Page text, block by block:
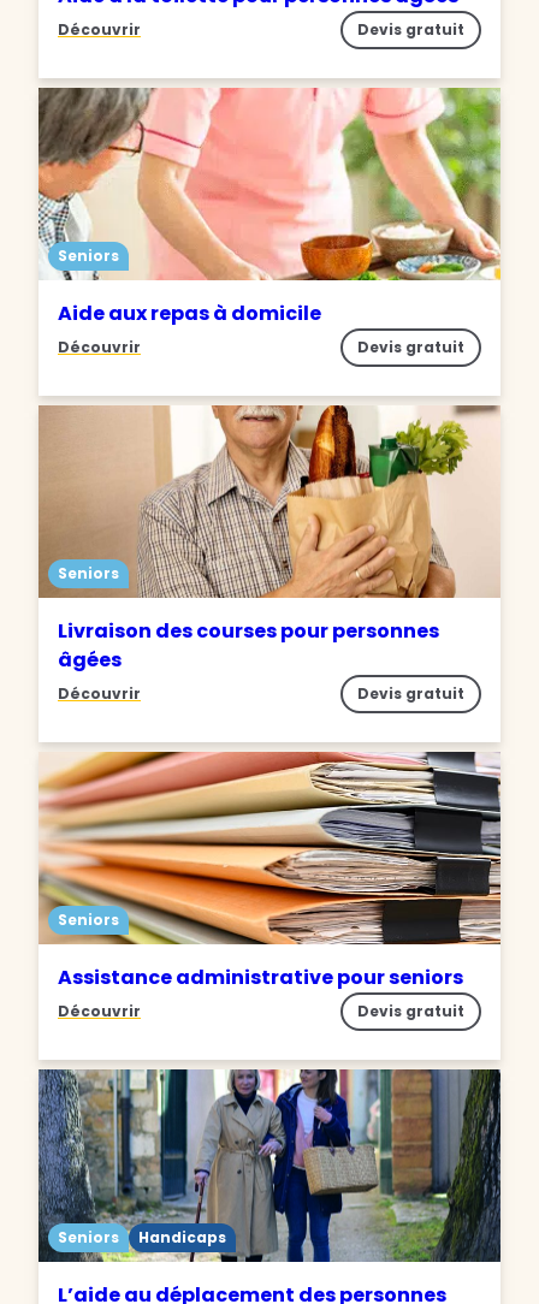
Découvrir Devis gratuit
Seniors
Aide aux repas à domicile
Découvrir Devis gratuit
Seniors
Livraison des courses pour personnes
âgées
Découvrir Devis gratuit
Seniors
Assistance administrative pour seniors
Découvrir Devis gratuit
Seniors Handicaps
L’aide au déplacement des personnes